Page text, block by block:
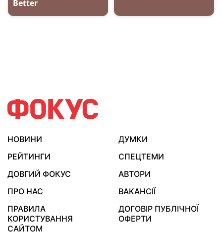
НОВИНИ
ДУМКИ
РЕЙТИНГИ
СПЕЦТЕМИ
ДОВГИЙ ФОКУС
АВТОРИ
ПРО НАС
ВАКАНСІЇ
ПРАВИЛА
КОРИСТУВАННЯ
САЙТОМ
ДОГОВІР ПУБЛІЧНОЇ
ОФЕРТИ